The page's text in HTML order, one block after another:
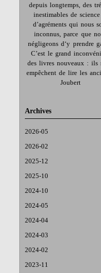
depuis longtemps, des
inestimables de
d’agréments qui nous
inconnus, parce que
négligeons d‘y prendre
C’est le grand
des livres nouveaux : ils
empêchent de lire les
Joubert
Archives
2026-05
2026-02
2025-12
2025-10
2024-10
2024-05
2024-04
2024-03
2024-02
2023-11